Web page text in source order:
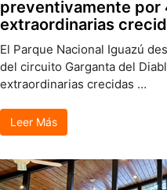
preventivamente por
extraordinarias
El Parque Nacional Iguazú
del circuito Garganta del
extraordinarias crecidas …
Leer Más